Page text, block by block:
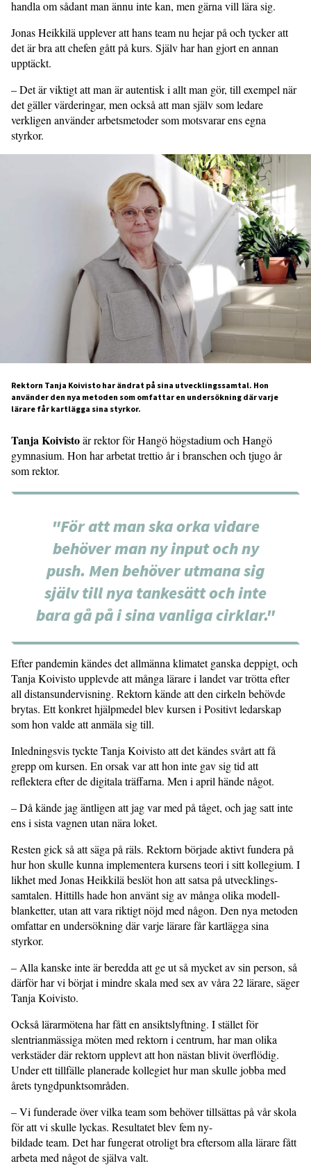
handla om sådant man ännu inte kan, men gärna vill lära sig.
Jonas Heikkilä upplever att hans team nu hejar på och tycker att
det är bra att chefen gått på kurs. Själv har han gjort en annan
upptäckt.
– Det är viktigt att man är autentisk i allt man gör, till exempel när
det gäller värderingar, men också att man själv som ledare
verkligen använder arbetsmetoder som motsvarar ens egna
styrkor.
Rektorn Tanja Koivisto har ändrat på sina utvecklings­samtal. Hon
använder den nya metoden som omfattar en undersökning där varje
lärare får kartlägga sina styrkor.
Tanja Koivistoär rektor för Hangö högstadium och Hangö
gymnasium. Hon har arbetat trettio år i branschen och tjugo år
som rektor.
"För att man ska orka vidare
behöver man ny input och ny
push. Men behöver utmana sig
själv till nya tankesätt och inte
bara gå på i sina vanliga cirklar."
Efter pandemin kändes det allmänna klimatet ganska deppigt, och
Tanja Koivisto upplevde att många lärare i landet var trötta efter
all distans­undervisning. Rektorn kände att den cirkeln behövde
brytas. Ett konkret hjälp­medel blev kursen i Positivt ledarskap
som hon valde att anmäla sig till.
Inledningsvis tyckte Tanja Koivisto att det kändes svårt att få
grepp om kursen. En orsak var att hon inte gav sig tid att
reflektera efter de digitala träffarna. Men i april hände något.
– Då kände jag äntligen att jag var med på tåget, och jag satt inte
ens i sista vagnen utan nära loket.
Resten gick så att säga på räls. Rektorn började aktivt fundera på
hur hon skulle kunna implementera kursens teori i sitt kollegium. I
likhet med Jonas Heikkilä beslöt hon att satsa på utvecklings­
samtalen. Hittills hade hon använt sig av många olika modell­
blanketter, utan att vara riktigt nöjd med någon. Den nya metoden
omfattar en undersökning där varje lärare får kartlägga sina
styrkor.
– Alla kanske inte är beredda att ge ut så mycket av sin person, så
därför har vi börjat i mindre skala med sex av våra 22 lärare, säger
Tanja Koivisto.
Också lärarmötena har fått en ansiktslyftning. I stället för
slentrianmässiga möten med rektorn i centrum, har man olika
verkstäder där rektorn upplevt att hon nästan blivit överflödig.
Under ett tillfälle planerade kollegiet hur man skulle jobba med
årets tyngdpunkts­områden.
– Vi funderade över vilka team som behöver tillsättas på vår skola
för att vi skulle lyckas. Resultatet blev fem ny­-
bildade team. Det har fungerat otroligt bra eftersom alla lärare fått
arbeta med något de själva valt.